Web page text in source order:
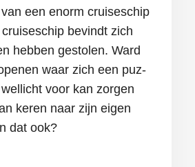
een enorm cruiseschip
bevindt zich
hebben gestolen. Ward
waar zich een puz-
voor kan zorgen
keren naar zijn eigen
dat ook?